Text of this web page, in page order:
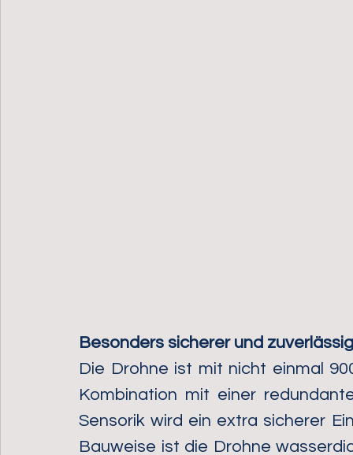
Besonders sicherer und
Die Drohne ist mit nicht einmal
Kombination mit einer
Sensorik wird ein extra sicherer
Bauweise ist die Drohne